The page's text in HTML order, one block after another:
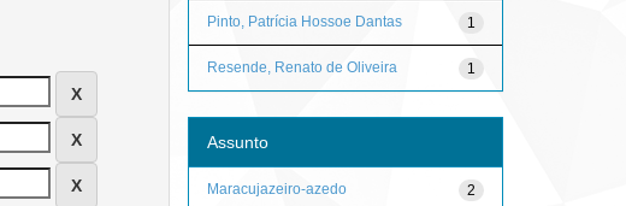
1
Pinto, Patrícia Hossoe Dantas
1
Resende, Renato de Oliveira
Assunto
2
Maracujazeiro-azedo